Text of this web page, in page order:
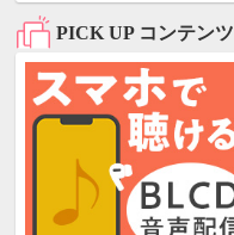
PICK UP コンテンツ